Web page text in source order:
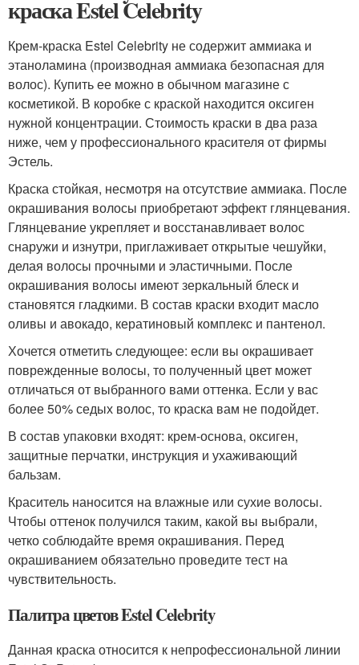
краска Estel Celebrity
Крем-краска Estel Celebrity не содержит аммиака и
этаноламина (производная аммиака безопасная для
волос). Купить ее можно в обычном магазине с
косметикой. В коробке с краской находится оксиген
нужной концентрации. Стоимость краски в два раза
ниже, чем у профессионального красителя от фирмы
Эстель.
Краска стойкая, несмотря на отсутствие аммиака. После
окрашивания волосы приобретают эффект глянцевания.
Глянцевание укрепляет и восстанавливает волос
снаружи и изнутри, приглаживает открытые чешуйки,
делая волосы прочными и эластичными. После
окрашивания волосы имеют зеркальный блеск и
становятся гладкими. В состав краски входит масло
оливы и авокадо, кератиновый комплекс и пантенол.
Хочется отметить следующее: если вы окрашивает
поврежденные волосы, то полученный цвет может
отличаться от выбранного вами оттенка. Если у вас
более 50% седых волос, то краска вам не подойдет.
В состав упаковки входят: крем-основа, оксиген,
защитные перчатки, инструкция и ухаживающий
бальзам.
Краситель наносится на влажные или сухие волосы.
Чтобы оттенок получился таким, какой вы выбрали,
четко соблюдайте время окрашивания. Перед
окрашиванием обязательно проведите тест на
чувствительность.
Палитра цветов Estel Celebrity
Данная краска относится к непрофессиональной линии